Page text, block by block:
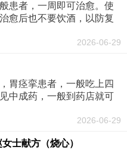
患者，一周即可治愈。使
愈后也不要饮酒，以防复
2026-06-29
胃痉挛患者，一般吃上四
中成药，一般到药店就可
2026-06-29
士献方（烧心）